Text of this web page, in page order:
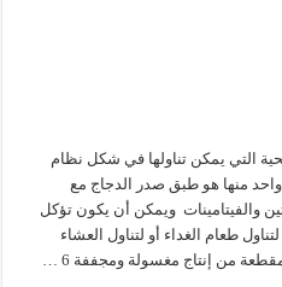
التي يمكن تناولها في شكل نظام
منها هو طبق صدر الدجاج مع
والفيتامينات ويمكن أن يكون تؤكل
طعام الغداء أو لتناول العشاء
من إنتاج مغسولة ومجففة 6 …